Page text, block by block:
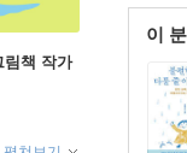
이
림책 작가